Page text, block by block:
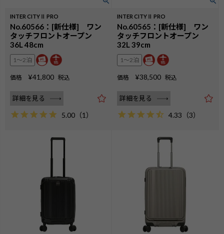
INTER CITYⅡ PRO
No.60566：[新仕様] ワン
タッチフロントオープン
36L 48cm
1〜2泊
価格 ¥41,800 税込
詳細を見る
5.00 （1）
INTER CITYⅡ PRO
No.60565：[新仕様] ワン
タッチフロントオープン
32L 39cm
1〜2泊
価格 ¥38,500 税込
詳細を見る
4.33 （3）